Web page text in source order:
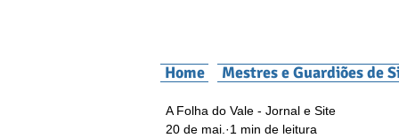
Home Mestres e Guardiões de
A Folha do Vale - Jornal e Site
20 de mai.
1 min de leitura